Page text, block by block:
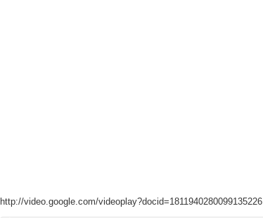
http://video.google.com/videoplay?docid=1811940280099135226